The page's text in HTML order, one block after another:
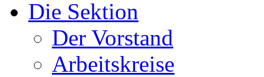
Die Sektion
Der Vorstand
Arbeitskreise